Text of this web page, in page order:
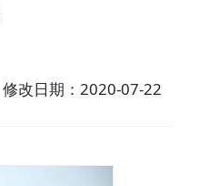
修改日期：2020-07-22